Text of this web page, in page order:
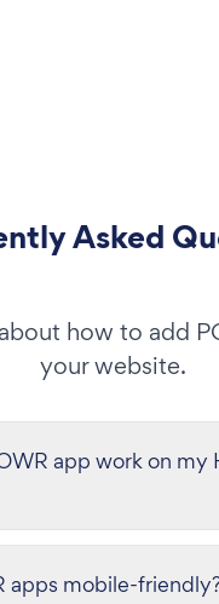
Asked
how to add
your website.
app work on my
apps mobile-